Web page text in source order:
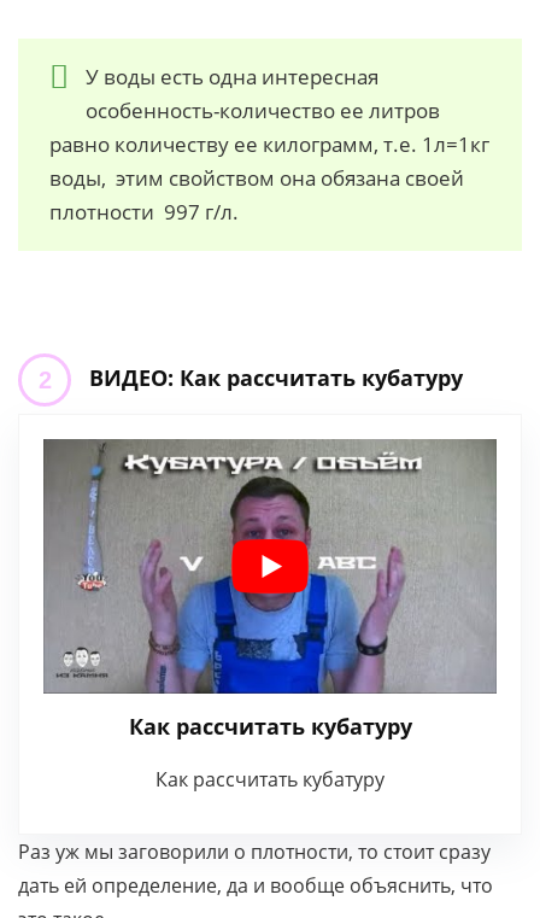
У воды есть одна интересная
особенность-количество ее литров
равно количеству ее килограмм, т.е. 1л=1кг
воды, этим свойством она обязана своей
плотности 997 г/л.
ВИДЕО: Как рассчитать кубатуру
Как рассчитать кубатуру
Как рассчитать кубатуру
Раз уж мы заговорили о плотности, то стоит сразу
дать ей определение, да и вообще объяснить, что